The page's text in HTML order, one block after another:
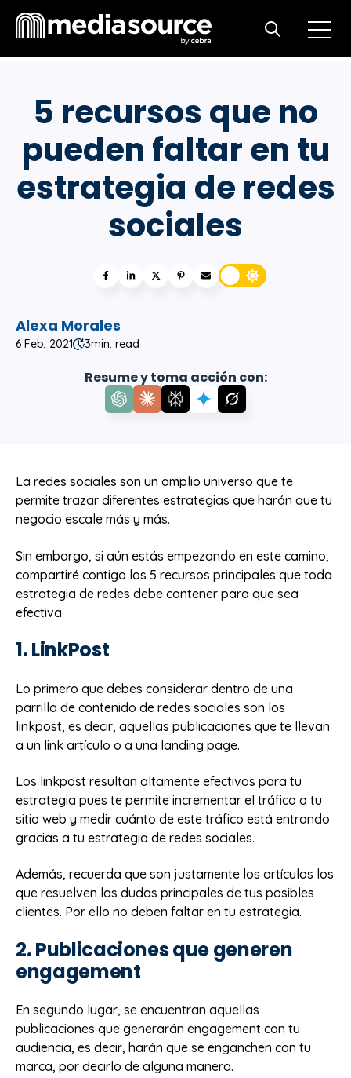
Open
Open search
5 recursos que no
pueden faltar en tu
estrategia de redes
sociales
Alexa Morales
6 Feb, 2021 3min. read
Resume y toma acción con:
La redes sociales son un amplio universo que te
permite trazar diferentes estrategias que harán que tu
negocio escale más y más.
Sin embargo, si aún estás empezando en este camino,
compartiré contigo los 5 recursos principales que toda
estrategia de redes debe contener para que sea
efectiva.
1. LinkPost
Lo primero que debes considerar dentro de una
parrilla de contenido de redes sociales son los
linkpost, es decir, aquellas publicaciones que te llevan
a un link artículo o a una landing page.
Los linkpost resultan altamente efectivos para tu
estrategia pues te permite incrementar el tráfico a tu
sitio web y medir cuánto de este tráfico está entrando
gracias a tu estrategia de redes sociales.
Además, recuerda que son justamente los artículos los
que resuelven las dudas principales de tus posibles
clientes. Por ello no deben faltar en tu estrategia.
2. Publicaciones que generen
engagement
En segundo lugar, se encuentran aquellas
publicaciones que generarán engagement con tu
audiencia, es decir, harán que se enganchen con tu
marca, por decirlo de alguna manera.